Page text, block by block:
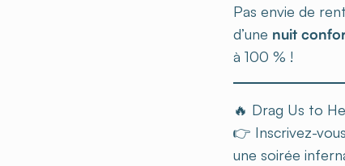
Pas envie de
d’une nuit
à 100 % !
🔥 Drag Us to
👉 Inscrivez-
une soirée